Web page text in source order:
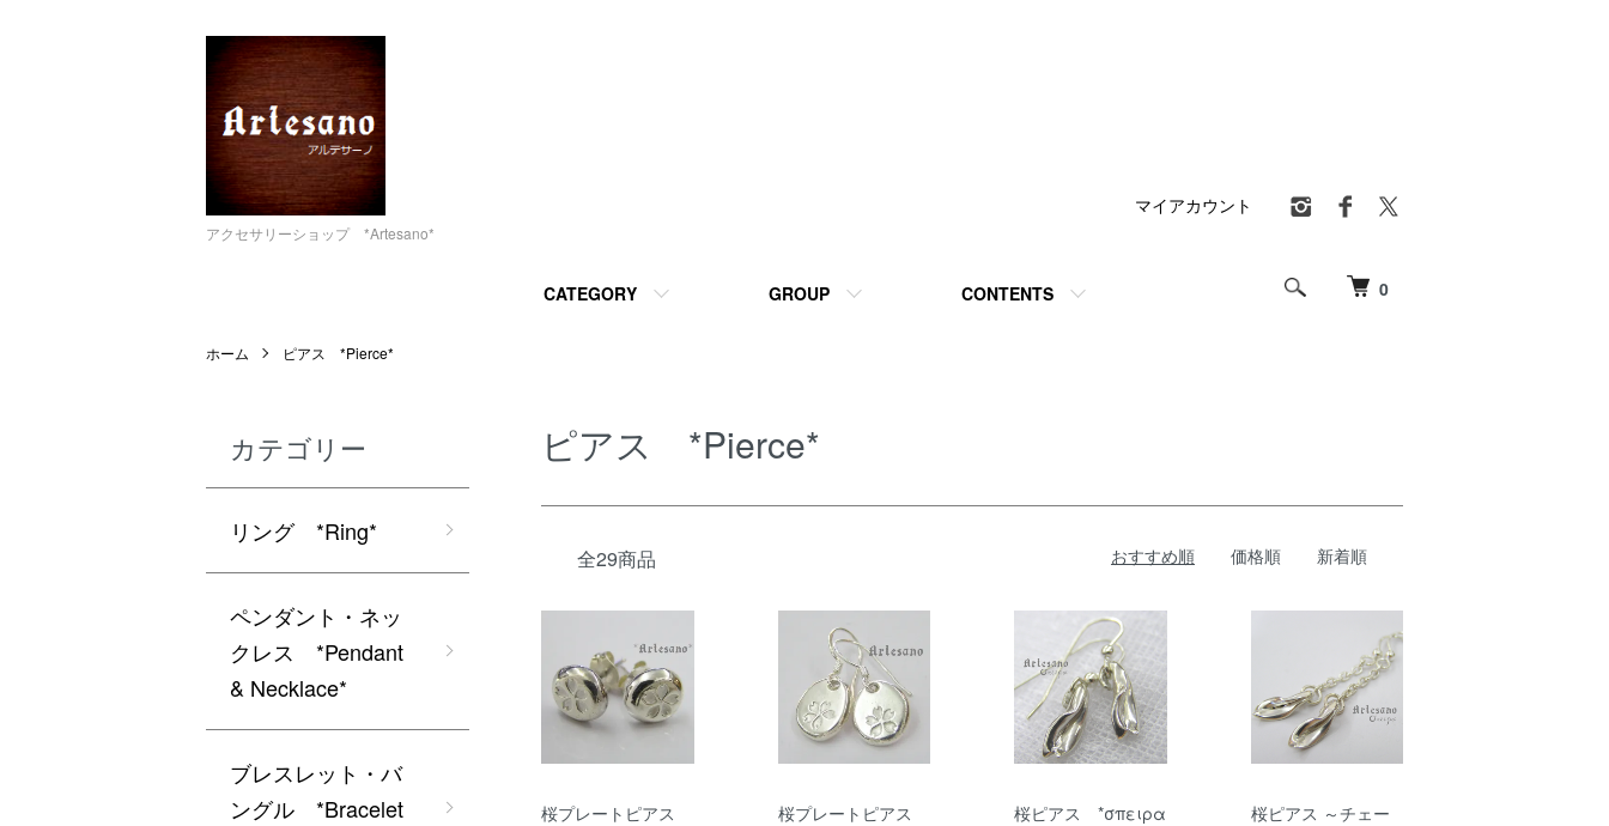
アクセサリーショップ *Artesano*
0
CATEGORY GROUP CONTENTS
マイアカウント
ホーム ピアス *Pierce*
ピアス *Pierce*
全29商品 おすすめ順 価格順 新着順
桜プレートピアス
桜プレートピアス
桜ピアス *σπειρα
桜ピアス ～チェー
カテゴリー
リング *Ring*
ペンダント・ネッ
クレス *Pendant
& Necklace*
ブレスレット・バ
ングル *Bracelet